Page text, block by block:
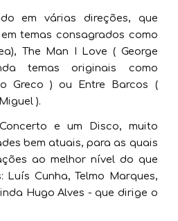
em várias direções, que
temas consagrados como
The Man I Love ( George
temas originais como
Greco ) ou Entre Barcos (
).
e um Disco, muito
bem atuais, para as quais
ao melhor nível do que
Luís Cunha, Telmo Marques,
Hugo Alves - que dirige o